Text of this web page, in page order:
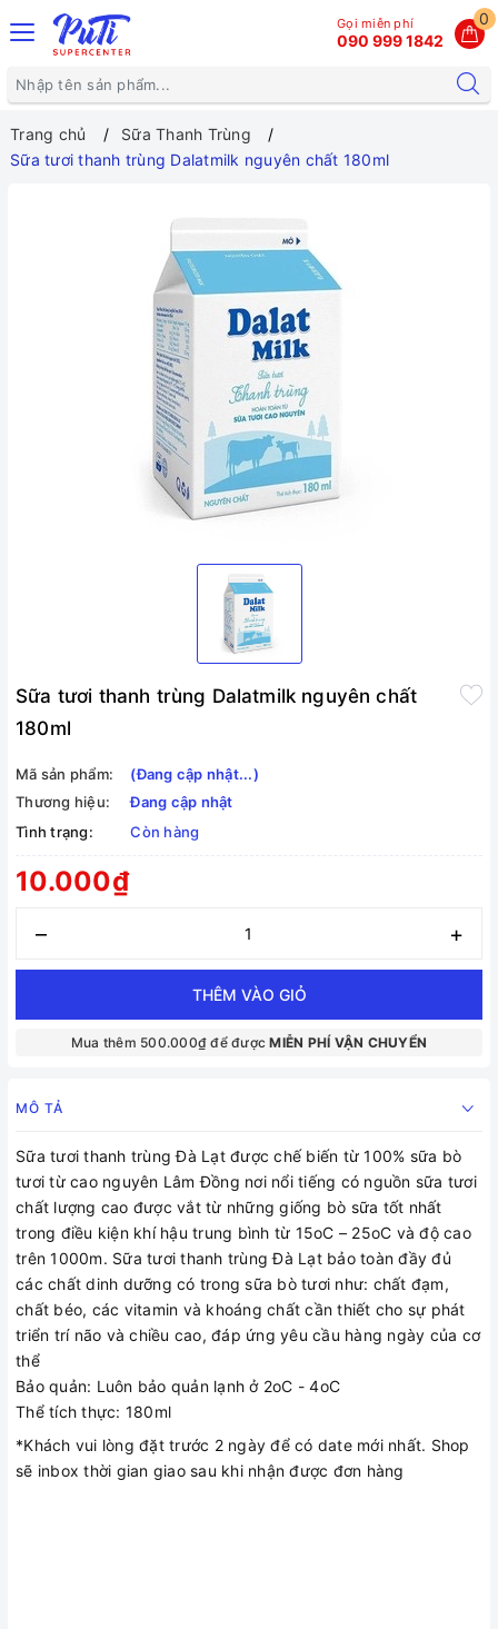
0
Gọi miễn phí
090 999 1842
Trang chủ
Sữa Thanh Trùng
Sữa tươi thanh trùng Dalatmilk nguyên chất 180ml
Sữa tươi thanh trùng Dalatmilk nguyên chất
180ml
Mã sản phẩm:
(Đang cập nhật...)
Thương hiệu:
Đang cập nhật
Tình trạng:
Còn hàng
10.000₫
– +
THÊM VÀO GIỎ
Mua thêm 500.000₫ để đượcMIỄN PHÍ VẬN CHUYỂN
MÔ TẢ
Sữa tươi thanh trùng Đà Lạt được chế biến từ 100% sữa bò
tươi từ cao nguyên Lâm Đồng nơi nổi tiếng có nguồn sữa tươi
chất lượng cao được vắt từ những giống bò sữa tốt nhất
trong điều kiện khí hậu trung bình từ 15oC – 25oC và độ cao
trên 1000m. Sữa tươi thanh trùng Đà Lạt bảo toàn đầy đủ
các chất dinh dưỡng có trong sữa bò tươi như: chất đạm,
chất béo, các vitamin và khoáng chất cần thiết cho sự phát
triển trí não và chiều cao, đáp ứng yêu cầu hàng ngày của cơ
thể
Bảo quản: Luôn bảo quản lạnh ở 2oC - 4oC
Thể tích thực: 180ml
*Khách vui lòng đặt trước 2 ngày để có date mới nhất. Shop
sẽ inbox thời gian giao sau khi nhận được đơn hàng